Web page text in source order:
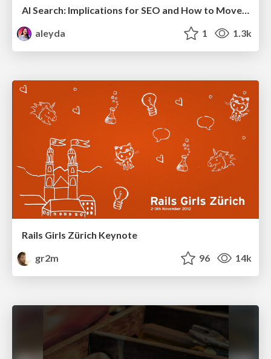
AI Search: Implications for SEO and How to Move Forward - #ShenzhenSEOConference
aleyda
1 1.3k
Rails Girls Zürich Keynote
gr2m
96 14k